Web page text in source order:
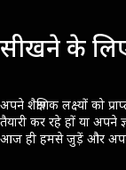
सीखने के
अपने शैक्षणिक लक्ष्यों को
तैयारी कर रहे हों या अपने
आज ही हमसे जुड़ें और अपनी